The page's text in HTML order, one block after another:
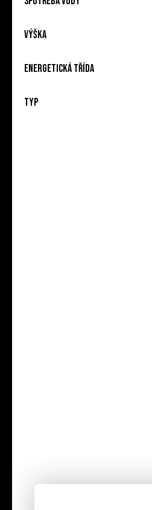
Výška
Energetická třída
Typ